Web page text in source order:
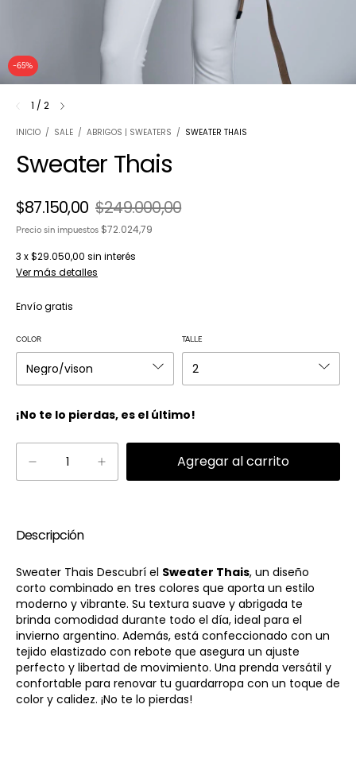
-65%
1 / 2
INICIO / SALE / ABRIGOS | SWEATERS / SWEATER THAIS
Sweater Thais
$87.150,00 $249.000,00
Precio sin impuestos $72.024,79
3 x$29.050,00 sin interés
Ver más detalles
Envío gratis
COLOR TALLE
¡No te lo pierdas, es el último!
Descripción
Sweater Thais Descubrí el Sweater Thais, un diseño
corto combinado en tres colores que aporta un estilo
moderno y vibrante. Su textura suave y abrigada te
brinda comodidad durante todo el día, ideal para el
invierno argentino. Además, está confeccionado con un
tejido elastizado con rebote que asegura un ajuste
perfecto y libertad de movimiento. Una prenda versátil y
confortable para renovar tu guardarropa con un toque de
color y calidez. ¡No te lo pierdas!